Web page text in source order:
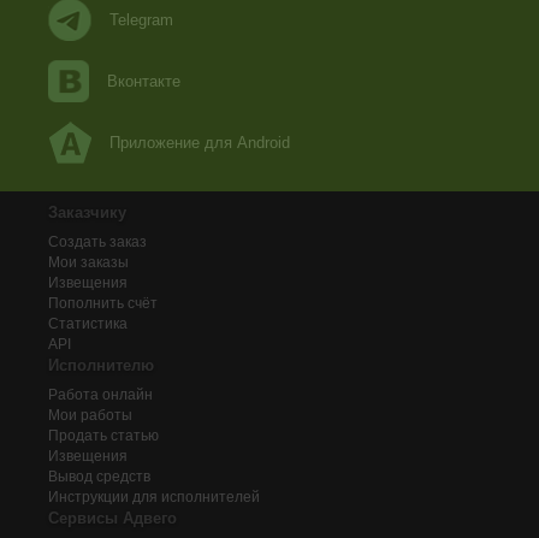
Telegram
Вконтакте
Приложение для Android
Заказчику
Создать заказ
Мои заказы
Извещения
Пополнить счёт
Статистика
API
Исполнителю
Работа онлайн
Мои работы
Продать статью
Извещения
Вывод средств
Инструкции для исполнителей
Сервисы Адвего